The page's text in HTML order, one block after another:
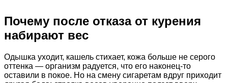
Почему после отказа от курения
набирают вес
Одышка уходит, кашель стихает, кожа больше не серого
оттенка — организм радуется, что его наконец-то
оставили в покое. Но на смену сигаретам вдруг приходит